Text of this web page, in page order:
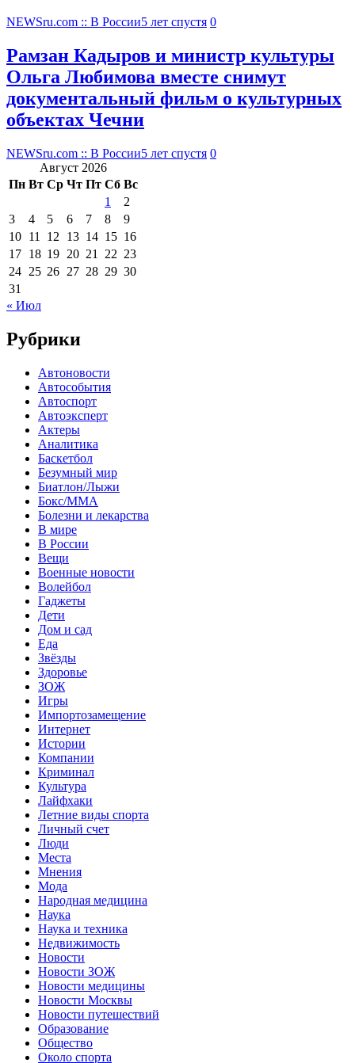
NEWSru.com :: В России5 лет спустя 0
Рамзан Кадыров и министр культуры
Ольга Любимова вместе снимут
документальный фильм о культурных
объектах Чечни
NEWSru.com :: В России5 лет спустя 0
Август 2026
Пн Вт Ср Чт Пт Сб Вс
1
2
3
4 5 6 7 8
9
10 11 12 13 14 15 16
17 18 19 20 21 22 23
24 25 26 27 28 29 30
31
« Июл
Рубрики
Автоновости
Автособытия
Автоспорт
Автоэксперт
Актеры
Аналитика
Баскетбол
Безумный мир
Биатлон/Лыжи
Бокс/MMA
Болезни и лекарства
В мире
В России
Вещи
Военные новости
Волейбол
Гаджеты
Дети
Дом и сад
Еда
Звёзды
Здоровье
ЗОЖ
Игры
Импортозамещение
Интернет
Истории
Компании
Криминал
Культура
Лайфхаки
Летние виды спорта
Личный счет
Люди
Места
Мнения
Мода
Народная медицина
Наука
Наука и техника
Недвижимость
Новости
Новости ЗОЖ
Новости медицины
Новости Москвы
Новости путешествий
Образование
Общество
Около спорта